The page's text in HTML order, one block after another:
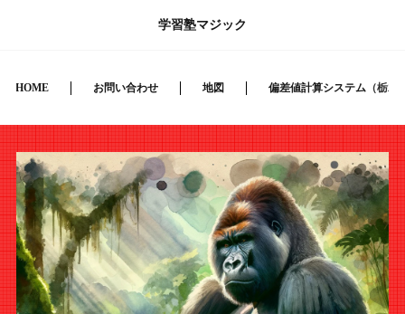
学習塾マジック
HOME お問い合わせ 地図 偏差値計算システム（栃